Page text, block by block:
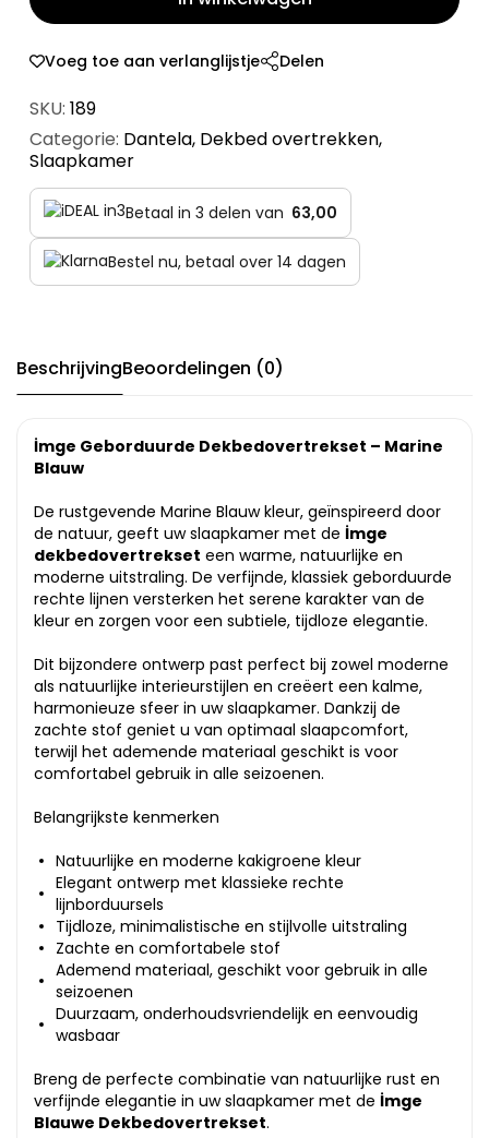
Voeg toe aan verlanglijstje Delen
SKU: 189
Categorie: Dantela, Dekbed overtrekken,
Slaapkamer
Betaal in 3 delen van 63,00
Bestel nu, betaal over 14 dagen
BeschrijvingBeoordelingen (0)
İmge Geborduurde Dekbedovertrekset – Marine
Blauw
De rustgevende Marine Blauw kleur, geïnspireerd door
de natuur, geeft uw slaapkamer met de İmge
dekbedovertrekset een warme, natuurlijke en
moderne uitstraling. De verfijnde, klassiek geborduurde
rechte lijnen versterken het serene karakter van de
kleur en zorgen voor een subtiele, tijdloze elegantie.
Dit bijzondere ontwerp past perfect bij zowel moderne
als natuurlijke interieurstijlen en creëert een kalme,
harmonieuze sfeer in uw slaapkamer. Dankzij de
zachte stof geniet u van optimaal slaapcomfort,
terwijl het ademende materiaal geschikt is voor
comfortabel gebruik in alle seizoenen.
Belangrijkste kenmerken
Natuurlijke en moderne kakigroene kleur
Elegant ontwerp met klassieke rechte
lijnborduursels
Tijdloze, minimalistische en stijlvolle uitstraling
Zachte en comfortabele stof
Ademend materiaal, geschikt voor gebruik in alle
seizoenen
Duurzaam, onderhoudsvriendelijk en eenvoudig
wasbaar
Breng de perfecte combinatie van natuurlijke rust en
verfijnde elegantie in uw slaapkamer met de İmge
Blauwe Dekbedovertrekset.